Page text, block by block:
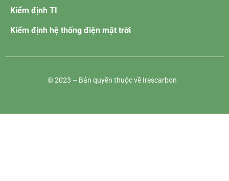
Kiểm định TI
Kiểm định hệ thống điện mặt trời
© 2023 – Bản quyền thuộc về Irescarbon